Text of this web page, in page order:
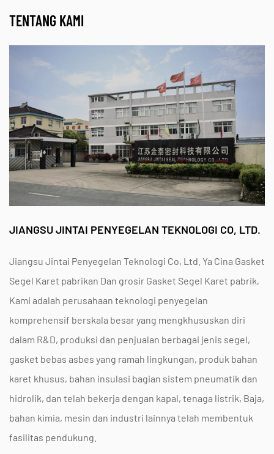
Gasket karet kami berfungsi sebagai komponen
sistem tenaga fluida ,
, danfasilitas pengolahan air
sering digunakan sebagaigasket flensa pipa,segel
penukar panas, dan gasket rumah pompa. Karena
keserbagunaannya, bahan ini umum digunakan
dalam sektor perkapalan, pembangkit listrik, dan
manufaktur mesinisolasi getarandan leak
prevention are mandatory.
Pertanyaan yang Sering Diajukan
Pemilihan material harus didasarkan pada
kompatibilitas kimia medium, suhu pengoperasian,
dan tekanan sistem. Misalnya, NBR cocok untuk
minyak berbasis hidrokarbon, sedangkan EPDM
diperlukan untuk ketahanan terhadap cuaca dan
aplikasi uap.Jiangsu Jintai Penyegelan Teknologi
, didirikan pada tahun 2004 di Taixing,
TENTANG KAMI
JIANGSU JINTAI PENYEGELAN TEKNOLOGI CO, LTD.
Jiangsu Jintai Penyegelan Teknologi Co, Ltd. Ya Cina Gasket
Segel Karet pabrikan Dan grosir Gasket Segel Karet pabrik,
Kami adalah perusahaan teknologi penyegelan
komprehensif berskala besar yang mengkhususkan diri
dalam R&D, produksi dan penjualan berbagai jenis segel,
gasket bebas asbes yang ramah lingkungan, produk bahan
karet khusus, bahan insulasi bagian sistem pneumatik dan
hidrolik, dan telah bekerja dengan kapal, tenaga listrik, Baja,
bahan kimia, mesin dan industri lainnya telah membentuk
fasilitas pendukung.